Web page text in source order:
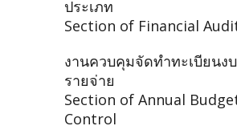
ประเภท
Section of Financial
งานควบคุมจัดทำทะเบียนง
รายจ่าย
Section of Annual
Control